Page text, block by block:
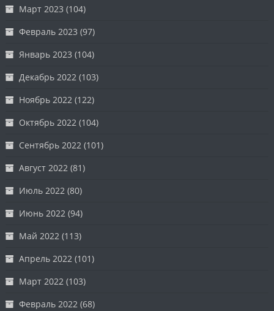
Март 2023 (104)
Февраль 2023 (97)
Январь 2023 (104)
Декабрь 2022 (103)
Ноябрь 2022 (122)
Октябрь 2022 (104)
Сентябрь 2022 (101)
Август 2022 (81)
Июль 2022 (80)
Июнь 2022 (94)
Май 2022 (113)
Апрель 2022 (101)
Март 2022 (103)
Февраль 2022 (68)